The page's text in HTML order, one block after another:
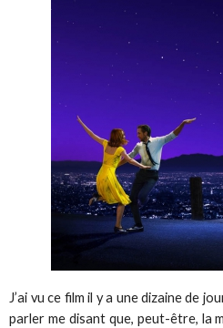
J’ai vu ce film il y a une dizaine de
parler me disant que, peut-être, la